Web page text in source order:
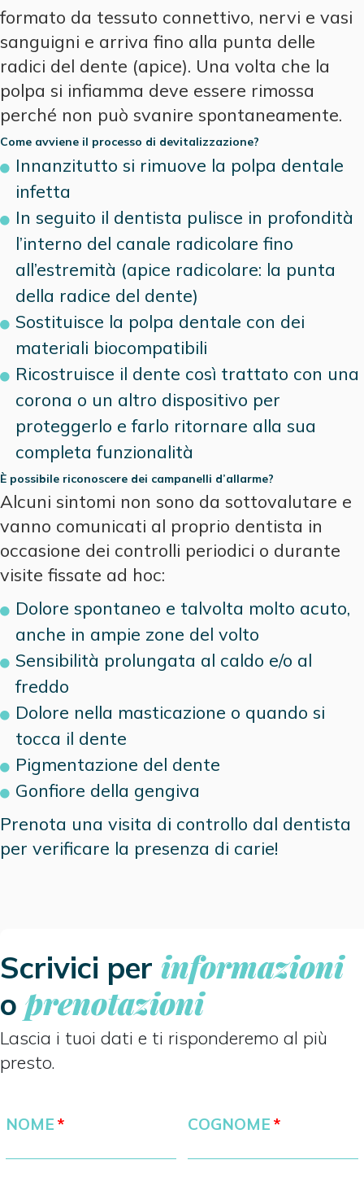
formato da tessuto connettivo, nervi e vasi
sanguigni e arriva fino alla punta delle
radici del dente (apice). Una volta che la
polpa si infiamma deve essere rimossa
perché non può svanire spontaneamente.
Come avviene il processo di devitalizzazione?
Innanzitutto si rimuove la polpa dentale
infetta
In seguito il dentista pulisce in profondità
l’interno del canale radicolare fino
all’estremità (apice radicolare: la punta
della radice del dente)
Sostituisce la polpa dentale con dei
materiali biocompatibili
Ricostruisce il dente così trattato con una
corona o un altro dispositivo per
proteggerlo e farlo ritornare alla sua
completa funzionalità
È possibile riconoscere dei campanelli d’allarme?
Alcuni sintomi non sono da sottovalutare e
vanno comunicati al proprio dentista in
occasione dei controlli periodici o durante
visite fissate ad hoc:
Dolore spontaneo e talvolta molto acuto,
anche in ampie zone del volto
Sensibilità prolungata al caldo e/o al
freddo
Dolore nella masticazione o quando si
tocca il dente
Pigmentazione del dente
Gonfiore della gengiva
Prenota una visita di controllo dal dentista
per verificare la presenza di carie!
Scrivici per informazioni
o prenotazioni
Lascia i tuoi dati e ti risponderemo al più
presto.
NOME COGNOME